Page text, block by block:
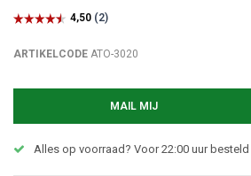
ARTIKELCODE ATO-3020
MAIL MIJ
Alles op voorraad? Voor 22:00 uur